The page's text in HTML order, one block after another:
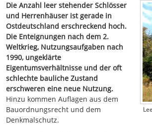
Die Anzahl leer stehender Schlösser
und Herrenhäuser ist gerade in
Ostdeutschland erschreckend hoch.
Die Enteignungen nach dem 2.
Weltkrieg, Nutzungsaufgaben nach
1990, ungeklärte
Eigentumsverhältnisse und der oft
schlechte bauliche Zustand
erschweren eine neue Nutzung.
Hinzu kommen Auflagen aus dem
Bauordnungsrecht und dem
Denkmalschutz.